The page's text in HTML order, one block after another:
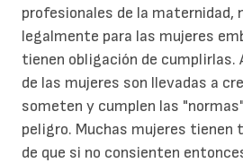
profesionales de la maternidad,
legalmente para las mujeres
tienen obligación de cumplirlas.
de las mujeres son llevadas a
someten y cumplen las
peligro. Muchas mujeres tienen
de que si no consienten